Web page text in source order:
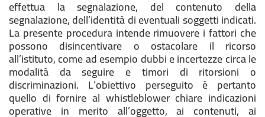
effettua la segnalazione, del contenuto della
segnalazione, dell’identità di eventuali soggetti indicati.
La presente procedura intende rimuovere i fattori che
possono disincentivare o ostacolare il ricorso
all’istituto, come ad esempio dubbi e incertezze circa le
modalità da seguire e timori di ritorsioni o
discriminazioni. L’obiettivo perseguito è pertanto
quello di fornire al whistleblowerchiare indicazioni
operative in merito all’oggetto, ai contenuti, ai